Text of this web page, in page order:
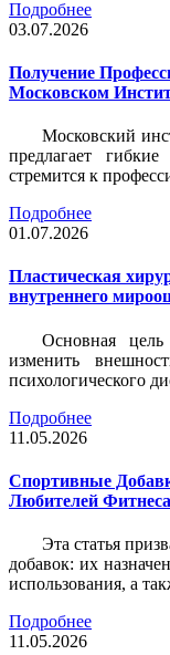
Подробнее
03.07.2026
Получение
Московском
Московский
предлагает
стремится к
Подробнее
01.07.2026
Пластическая
внутреннего
Основная
изменить
психологического
Подробнее
11.05.2026
Спортивные
Любителей Фитнеса
Эта статья
добавок: их
использования, а
Подробнее
11.05.2026